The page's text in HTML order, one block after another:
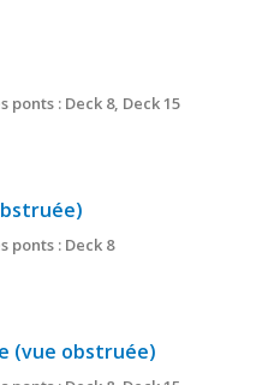
ponts : Deck 8, Deck 15
ponts : Deck 8
(vue obstruée)